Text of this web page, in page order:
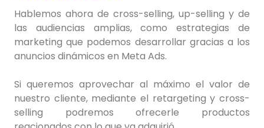
Hablemos ahora de cross-selling, up-selling y de
las audiencias amplias, como estrategias de
marketing que podemos desarrollar gracias a los
anuncios dinámicos en Meta Ads.
Si queremos aprovechar al máximo el valor de
nuestro cliente, mediante el retargeting y cross-
selling podremos ofrecerle productos